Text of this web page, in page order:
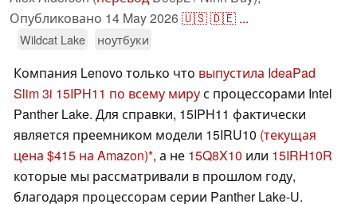
Опубликовано 14 May 2026🇺🇸🇩🇪 ...
Wildcat Lake ноутбуки
Компания Lenovo только что выпустила IdeaPad
Slim 3i 15IPH11 по всему мирус процессорами Intel
Panther Lake. Для справки, 15IPH11 фактически
является преемником модели 15IRU10 (текущая
цена $415 на Amazon) , а не 15Q8X10 или 15IRH10R
которые мы рассматривали в прошлом году,
благодаря процессорам серии Panther Lake-U.